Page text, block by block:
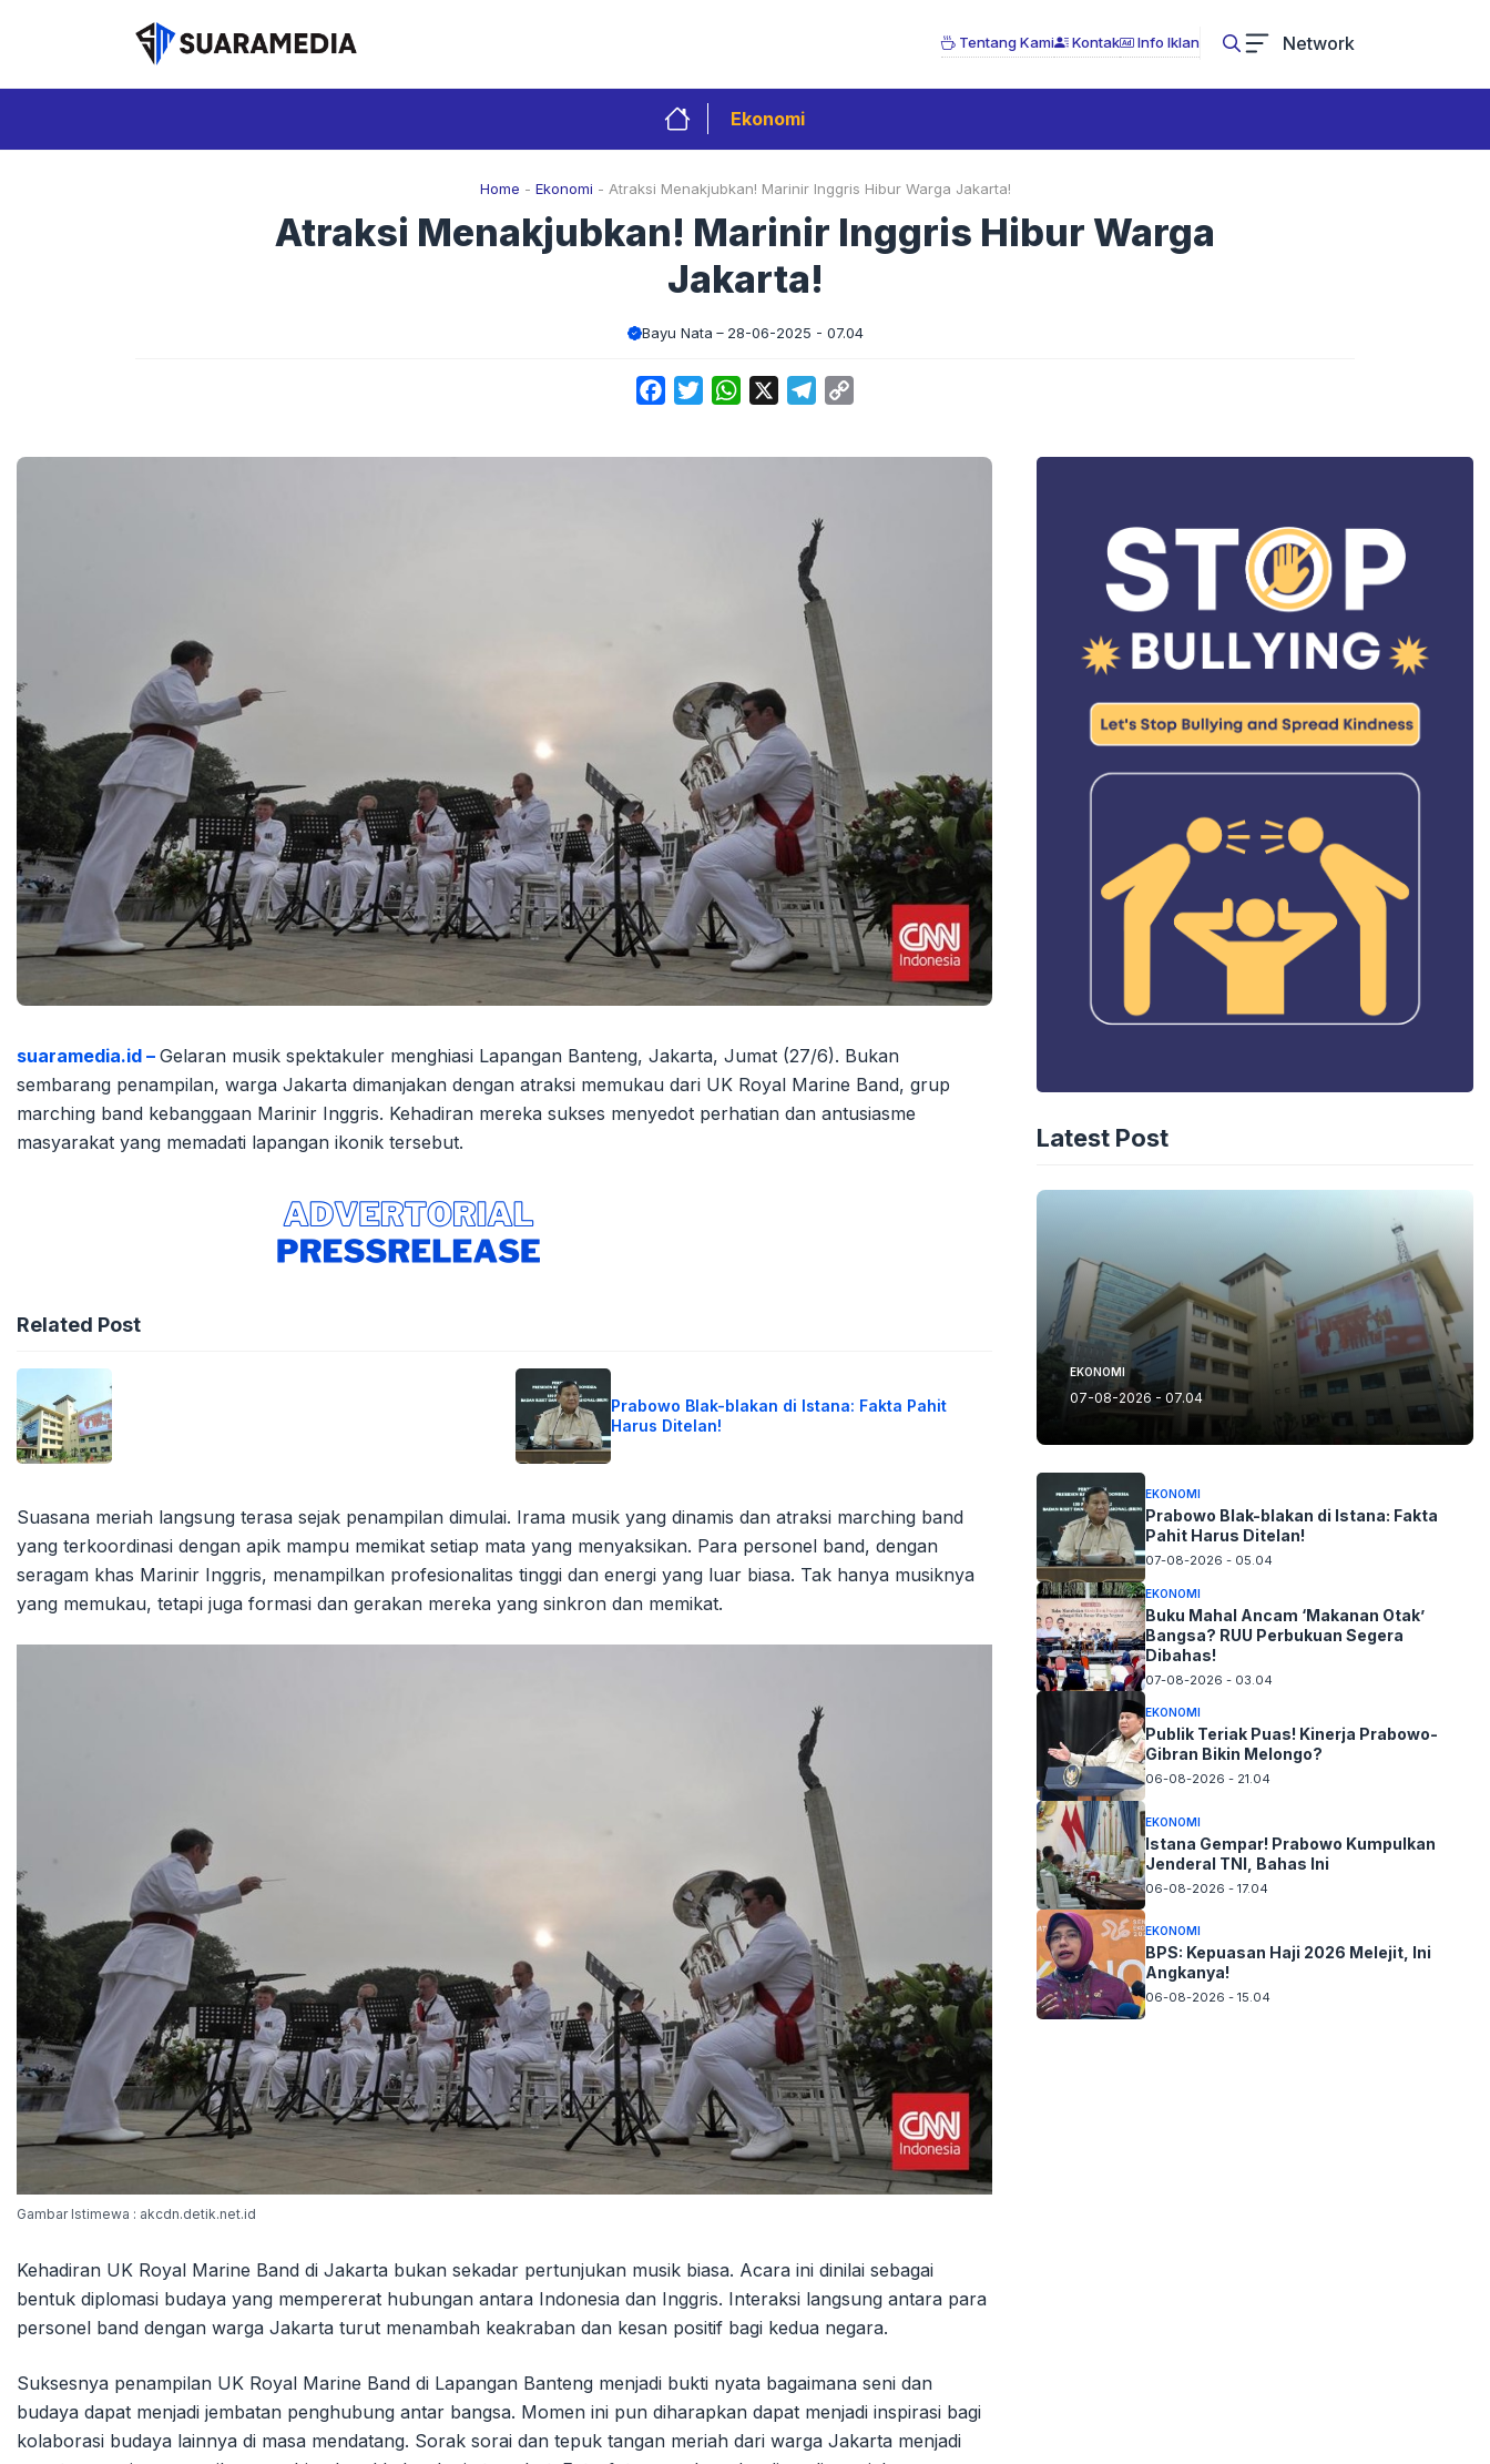
Tentang Kami Kontak Info Iklan Network
Ekonomi
Home - Ekonomi - Atraksi Menakjubkan! Marinir Inggris Hibur Warga Jakarta!
Atraksi Menakjubkan! Marinir Inggris Hibur Warga
Jakarta!
Bayu Nata 28-06-2025 - 07.04
FacebookTwitterWhatsApp Telegram
suaramedia.id – Gelaran musik spektakuler menghiasi Lapangan Banteng, Jakarta, Jumat (27/6). Bukan
sembarang penampilan, warga Jakarta dimanjakan dengan atraksi memukau dari UK Royal Marine Band, grup
marching band kebanggaan Marinir Inggris. Kehadiran mereka sukses menyedot perhatian dan antusiasme
masyarakat yang memadati lapangan ikonik tersebut.
Related Post
Prabowo Blak-blakan di Istana: Fakta Pahit
Harus Ditelan!
Suasana meriah langsung terasa sejak penampilan dimulai. Irama musik yang dinamis dan atraksi marching band
yang terkoordinasi dengan apik mampu memikat setiap mata yang menyaksikan. Para personel band, dengan
seragam khas Marinir Inggris, menampilkan profesionalitas tinggi dan energi yang luar biasa. Tak hanya musiknya
yang memukau, tetapi juga formasi dan gerakan mereka yang sinkron dan memikat.
Gambar Istimewa : akcdn.detik.net.id
Kehadiran UK Royal Marine Band di Jakarta bukan sekadar pertunjukan musik biasa. Acara ini dinilai sebagai
bentuk diplomasi budaya yang mempererat hubungan antara Indonesia dan Inggris. Interaksi langsung antara para
personel band dengan warga Jakarta turut menambah keakraban dan kesan positif bagi kedua negara.
Suksesnya penampilan UK Royal Marine Band di Lapangan Banteng menjadi bukti nyata bagaimana seni dan
budaya dapat menjadi jembatan penghubung antar bangsa. Momen ini pun diharapkan dapat menjadi inspirasi bagi
kolaborasi budaya lainnya di masa mendatang. Sorak sorai dan tepuk tangan meriah dari warga Jakarta menjadi
Latest Post
EKONOMI
07-08-2026 - 07.04
EKONOMI
Prabowo Blak-blakan di Istana: Fakta
Pahit Harus Ditelan!
07-08-2026 - 05.04
EKONOMI
Buku Mahal Ancam ‘Makanan Otak’
Bangsa? RUU Perbukuan Segera
Dibahas!
07-08-2026 - 03.04
EKONOMI
Publik Teriak Puas! Kinerja Prabowo-
Gibran Bikin Melongo?
06-08-2026 - 21.04
EKONOMI
Istana Gempar! Prabowo Kumpulkan
Jenderal TNI, Bahas Ini
06-08-2026 - 17.04
EKONOMI
BPS: Kepuasan Haji 2026 Melejit, Ini
Angkanya!
06-08-2026 - 15.04